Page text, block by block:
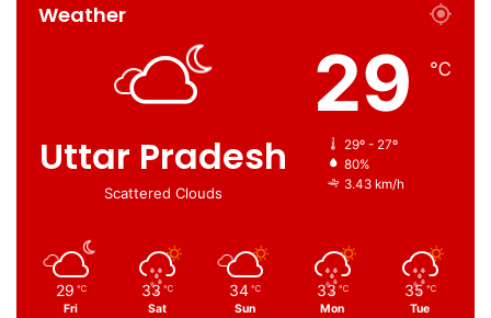
Weather
Uttar Pradesh
Scattered Clouds
29 ℃
29º - 27º
80%
3.43 km/h
29 ℃
Fri
33 ℃
Sat
34 ℃
Sun
33 ℃
Mon
35 ℃
Tue